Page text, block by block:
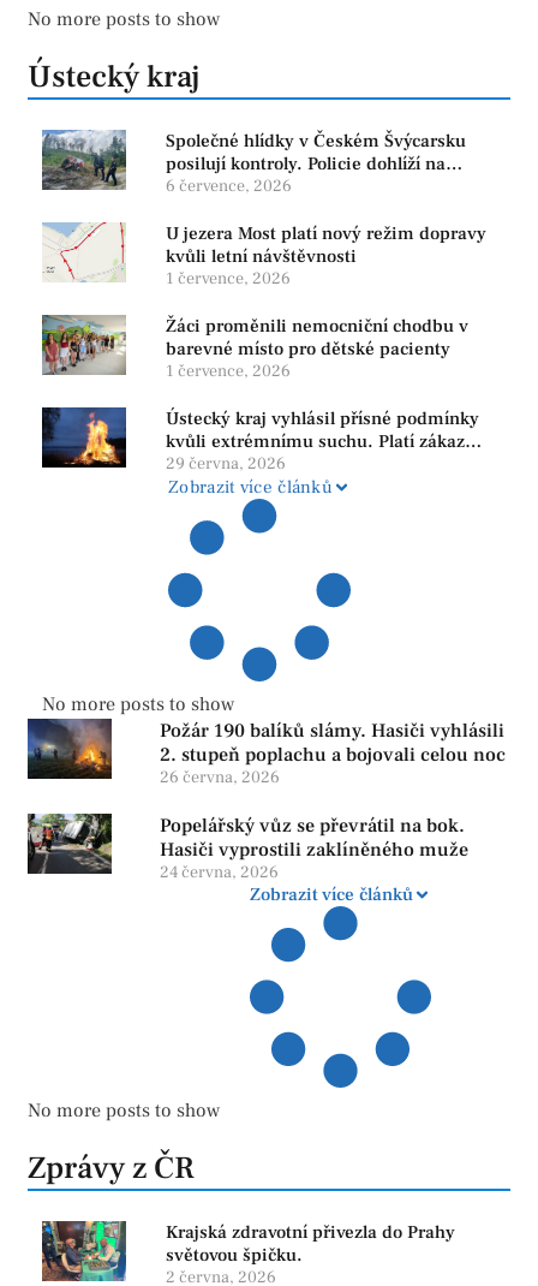
No more posts to show
Ústecký kraj
Společné hlídky v Českém Švýcarsku
posilují kontroly. Policie dohlíží na
bezpečnost i ochranu přírody
6 července, 2026
U jezera Most platí nový režim dopravy
kvůli letní návštěvnosti
1 července, 2026
Žáci proměnili nemocniční chodbu v
barevné místo pro dětské pacienty
1 července, 2026
Ústecký kraj vyhlásil přísné podmínky
kvůli extrémnímu suchu. Platí zákaz
ohňů i pyrotechniky
29 června, 2026
Zobrazit více článků
No more posts to show
Požár 190 balíků slámy. Hasiči vyhlásili
2. stupeň poplachu a bojovali celou noc
26 června, 2026
Popelářský vůz se převrátil na bok.
Hasiči vyprostili zaklíněného muže
24 června, 2026
Zobrazit více článků
No more posts to show
Zprávy z ČR
Krajská zdravotní přivezla do Prahy
světovou špičku.
2 června, 2026